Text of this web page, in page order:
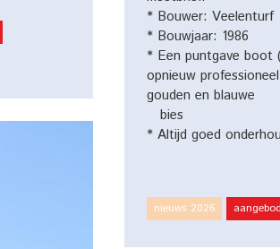
* Bouwer: Veelenturf
* Bouwjaar: 1986
* Een puntgave boot
opnieuw
gouden en blauwe
bies
* Altijd goed
nieuws 2026